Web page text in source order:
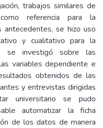
trabajos similares de
referencia para la
se hizo uso
y cualitativo para la
se investigó sobre las
variables dependiente e
obtenidos de las
y entrevistas dirigidas
universitario se pudo
automatizar la ficha
de los datos de manera